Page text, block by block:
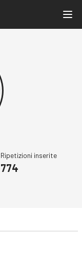
Ripetizioni inserite
774